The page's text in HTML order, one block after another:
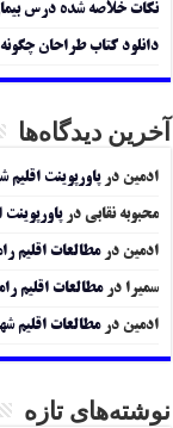
نکات خلاصه شده درس
دانلود کتاب طراحان
آخرین دیدگاه‌ها
ادمین درپاورپوینت اقلیم
محبوبه نقابی درپاورپوینت
ادمین درمطالعات اقلیم
سمیرا درمطالعات اقلیم
ادمین درمطالعات اقلیم
نوشته‌های تازه